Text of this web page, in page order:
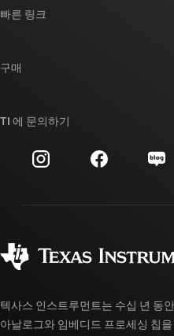
투자 관계
제조
빠른 링크
대체품 검색
고객 지원 센터
myTI 계정 FAQ
구매
주문 FAQ
TI 에 문의하기
텍사스 인스트루먼트는 수십 년 동
아날로그와 임베디드 프로세싱 칩